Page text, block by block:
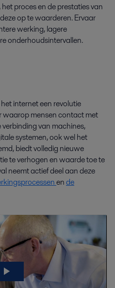
proces en de prestaties van
op te waarderen. Ervaar
werking, lagere
onderhoudsintervallen.
internet een revolutie
mensen contact met
van machines,
systemen, ook wel het
biedt volledig nieuwe
te verhogen en waarde toe te
neemt actief deel aan deze
ende